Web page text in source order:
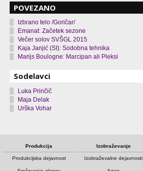
POVEZANO
Izbrano telo /Goričar/
Emanat: Začetek sezone
Večer solov SVŠGL 2015
Kaja Janjić (SI): Sodobna tehnika
Marijs Boulogne: Marcipan ali Pleksi
Sodelavci
Luka Prinčič
Maja Delak
Urška Vohar
Produkcija
Produkcijska dejavnost
Izobraževanje
Izobraževalne dejavnosti